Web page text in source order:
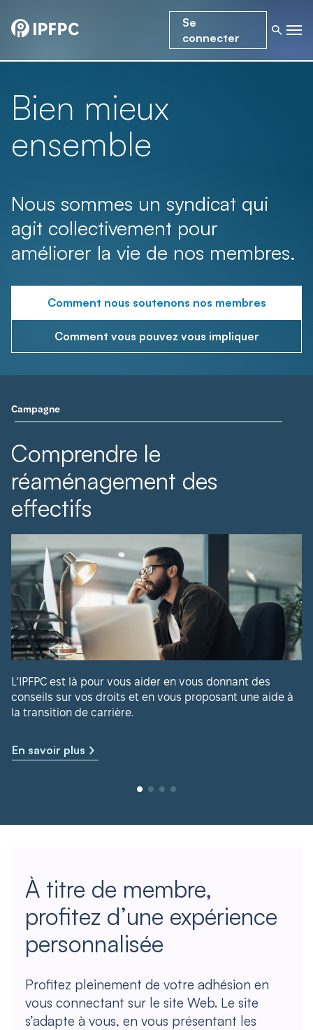
Se
connecter
Bien mieux
ensemble
Nous sommes un syndicat qui
agit collectivement pour
améliorer la vie de nos membres.
Comment nous soutenons nos membres
Comment vous pouvez vous impliquer
Campagne
Comprendre le
réaménagement des
effectifs
L’IPFPC est là pour vous aider en vous donnant des
conseils sur vos droits et en vous proposant une aide à
la transition de carrière.
En savoir plus
À titre de membre,
profitez d’une expérience
personnalisée
Profitez pleinement de votre adhésion en
vous connectant sur le site Web. Le site
s’adapte à vous, en vous présentant les